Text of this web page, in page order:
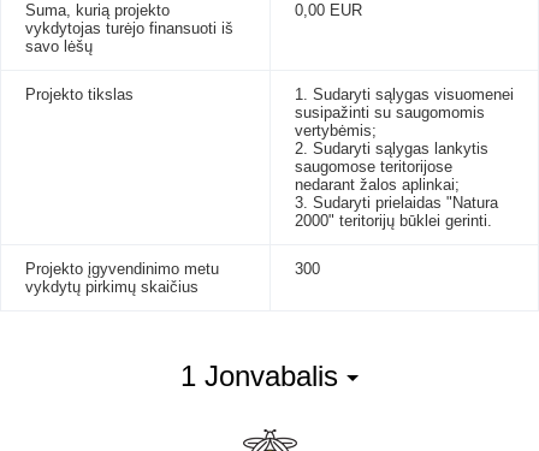
Suma, kurią projekto
vykdytojas turėjo finansuoti iš
savo lėšų
0,00 EUR
Projekto tikslas
1. Sudaryti sąlygas visuomenei
susipažinti su saugomomis
vertybėmis;
2. Sudaryti sąlygas lankytis
saugomose teritorijose
nedarant žalos aplinkai;
3. Sudaryti prielaidas "Natura
2000" teritorijų būklei gerinti.
Projekto įgyvendinimo metu
vykdytų pirkimų skaičius
300
1 Jonvabalis